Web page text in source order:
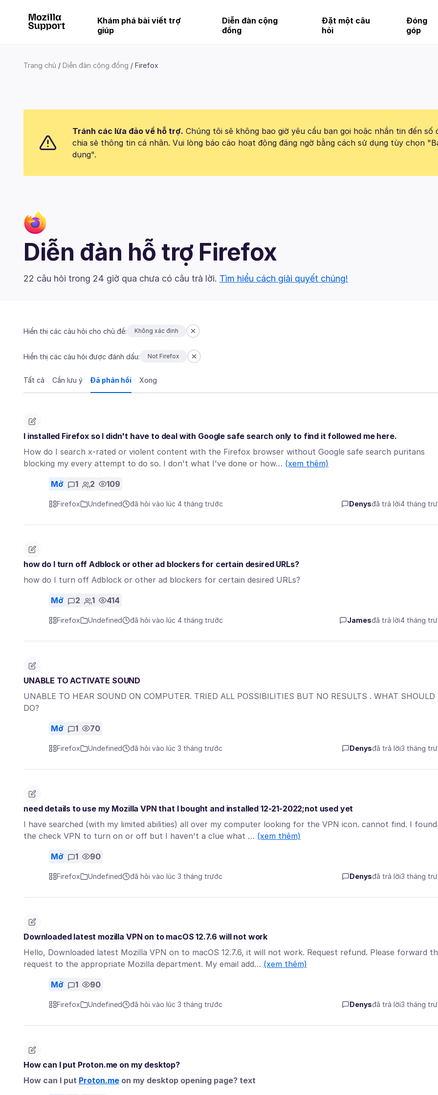
Khám phá bài viết trợ
giúp
Diễn đàn cộng
đồng
Đặt một câu
hỏi
Đóng
góp
Trang chủ Diễn đàn cộng đồng Firefox
Tránh các lừa đảo về hỗ trợ. Chúng tôi sẽ không bao giờ yêu cầu bạn gọi hoặc nhắn tin đến số
chia sẻ thông tin cá nhân. Vui lòng báo cáo hoạt động đáng ngờ bằng cách sử dụng tùy chọn
dụng".
Diễn đàn hỗ trợ Firefox
22 câu hỏi trong 24 giờ qua chưa có câu trả lời. Tìm hiểu cách giải quyết chúng!
Hiển thị các câu hỏi cho chủ đề: Không xác định
Hiển thị các câu hỏi được đánh dấu: Not Firefox
Tất cả Cần lưu ý Đã phản hồi Xong
I installed Firefox so I didn't have to deal with Google safe search only to find it followed me here.
How do I search x-rated or violent content with the Firefox browser without Google safe search puritans
blocking my every attempt to do so. I don't what I've done or how… (xem thêm)
Mở 1 2 109
Firefox Undefined đã hỏi vào lúc 4 tháng trước Denysđã trả lời4 tháng
how do I turn off Adblock or other ad blockers for certain desired URLs?
how do I turn off Adblock or other ad blockers for certain desired URLs?
Mở 2 1 414
Firefox Undefined đã hỏi vào lúc 4 tháng trước Jamesđã trả lời4 tháng
UNABLE TO ACTIVATE SOUND
UNABLE TO HEAR SOUND ON COMPUTER. TRIED ALL POSSIBILITIES BUT NO RESULTS . WHAT SHOULD
DO?
Mở 1 70
Firefox Undefined đã hỏi vào lúc 3 tháng trước Denysđã trả lời3 tháng
need details to use my Mozilla VPN that I bought and installed 12-21-2022;not used yet
I have searched (with my limited abilities) all over my computer looking for the VPN icon. cannot find. I found
the check VPN to turn on or off but I haven't a clue what … (xem thêm)
Mở 1 90
Firefox Undefined đã hỏi vào lúc 3 tháng trước Denysđã trả lời3 tháng
Downloaded latest mozilla VPN on to macOS 12.7.6 will not work
Hello, Downloaded latest Mozilla VPN on to macOS 12.7.6, it will not work. Request refund. Please forward
request to the appropriate Mozilla department. My email add… (xem thêm)
Mở 1 90
Firefox Undefined đã hỏi vào lúc 3 tháng trước Denysđã trả lời3 tháng
How can I put Proton.me on my desktop?
How can I put Proton.me on my desktop opening page? text